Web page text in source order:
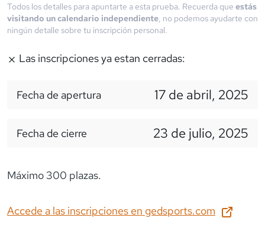
Todos los detalles para apuntarte a esta prueba. Recuerda que estás
visitando un calendario independiente, no podemos ayudarte con
ningún detalle sobre tu inscripción personal.
Las inscripciones ya estan cerradas:
Fecha de apertura 17 de abril, 2025
Fecha de cierre 23 de julio, 2025
Máximo 300 plazas.
Accede a las inscripciones en gedsports.com